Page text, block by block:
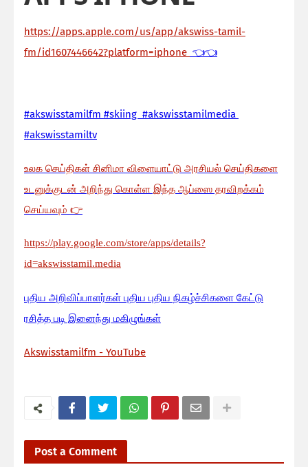
https://apps.apple.com/us/app/akswiss-tamil-
fm/id1607446642?platform=iphone 👈👈
#akswisstamilfm #skiing #akswisstamilmedia
#akswisstamiltv
உலக செய்திகள் சினிமா விளையாட்டு அரசியல் செய்திகளை
உடனுக்குடன் அறிந்து கொள்ள இந்த ஆப்ஸை தரவிறக்கம்
செய்யவும் 👉
https://play.google.com/store/apps/details?
id=akswisstamil.media
புதிய அறிவிப்பாளர்கள் புதிய புதிய நிகழ்ச்சிகளை கேட்டு
ரசித்த படி இனைந்து மகிழுங்கள்
Akswisstamilfm - YouTube
Post a Comment